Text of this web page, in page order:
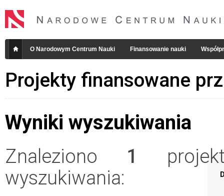
O Narodowym Centrum Nauki Finansowanie nauki
Projekty finansowane
Wyniki wyszukiwania
Znaleziono 1
wyszukiwania: